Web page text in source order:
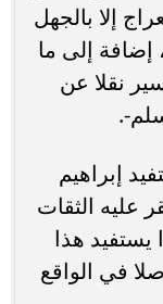
إلا بالجهل
إلى ما
نقلا عن
.
إبراهيم
عليه الثقات
يستفيد هذا
في الواقع